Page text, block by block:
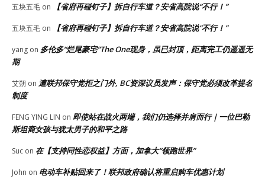
五块五毛 on 【省府再碰钉子】拆自行车道？安省高院说“不行！”
五块五毛 on 【省府再碰钉子】拆自行车道？安省高院说“不行！”
yang on 多伦多“烂尾豪宅”The One现身，虽已封顶，距离完工仍遥遥无
期
艾朔 on 遭联邦保守党拒之门外, BC资深议员发声：保守党必须改革提名
制度
FENG YING LIN on 即使站在战火两端，我们仍选择并肩而行｜一位巴勒
斯坦裔女孩与犹太男子的和平之路
Suc on 在【支持同性恋权益】方面，加拿大“领跑世界”
John on 电动车补贴回来了！联邦政府确认将重启购车优惠计划